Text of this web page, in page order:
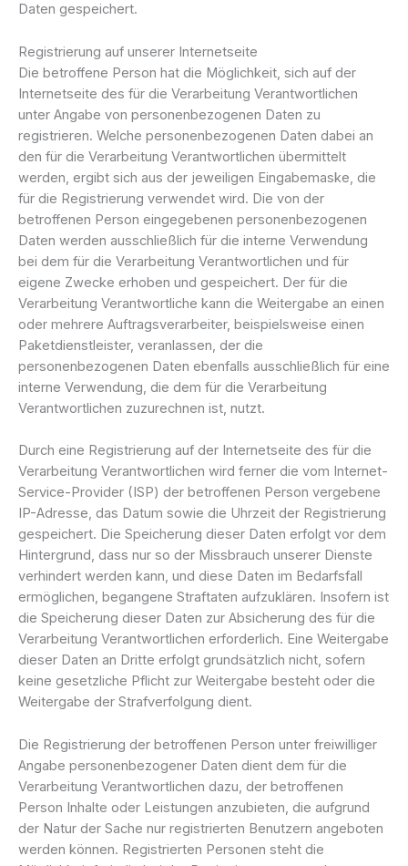
Daten gespeichert.
Registrierung auf unserer Internetseite
Die betroffene Person hat die Möglichkeit, sich auf der
Internetseite des für die Verarbeitung Verantwortlichen
unter Angabe von personenbezogenen Daten zu
registrieren. Welche personenbezogenen Daten dabei an
den für die Verarbeitung Verantwortlichen übermittelt
werden, ergibt sich aus der jeweiligen Eingabemaske, die
für die Registrierung verwendet wird. Die von der
betroffenen Person eingegebenen personenbezogenen
Daten werden ausschließlich für die interne Verwendung
bei dem für die Verarbeitung Verantwortlichen und für
eigene Zwecke erhoben und gespeichert. Der für die
Verarbeitung Verantwortliche kann die Weitergabe an einen
oder mehrere Auftragsverarbeiter, beispielsweise einen
Paketdienstleister, veranlassen, der die
personenbezogenen Daten ebenfalls ausschließlich für eine
interne Verwendung, die dem für die Verarbeitung
Verantwortlichen zuzurechnen ist, nutzt.
Durch eine Registrierung auf der Internetseite des für die
Verarbeitung Verantwortlichen wird ferner die vom Internet-
Service-Provider (ISP) der betroffenen Person vergebene
IP-Adresse, das Datum sowie die Uhrzeit der Registrierung
gespeichert. Die Speicherung dieser Daten erfolgt vor dem
Hintergrund, dass nur so der Missbrauch unserer Dienste
verhindert werden kann, und diese Daten im Bedarfsfall
ermöglichen, begangene Straftaten aufzuklären. Insofern ist
die Speicherung dieser Daten zur Absicherung des für die
Verarbeitung Verantwortlichen erforderlich. Eine Weitergabe
dieser Daten an Dritte erfolgt grundsätzlich nicht, sofern
keine gesetzliche Pflicht zur Weitergabe besteht oder die
Weitergabe der Strafverfolgung dient.
Die Registrierung der betroffenen Person unter freiwilliger
Angabe personenbezogener Daten dient dem für die
Verarbeitung Verantwortlichen dazu, der betroffenen
Person Inhalte oder Leistungen anzubieten, die aufgrund
der Natur der Sache nur registrierten Benutzern angeboten
werden können. Registrierten Personen steht die